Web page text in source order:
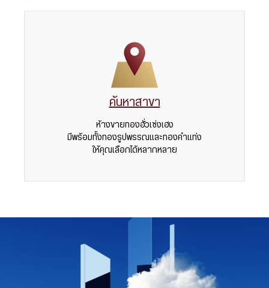
ค้นหาสาขา
ห้างขายทองฮั่วเซ่งเฮง
มีพร้อมทั้งทองรูปพรรณและทองคำแท่ง
ให้คุณเลือกได้หลากหลาย